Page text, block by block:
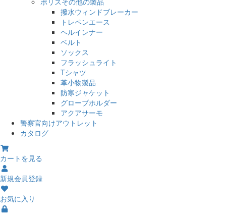
撥水ウィンドブレーカー
トレペンエース
ヘルインナー
ベルト
ソックス
フラッシュライト
Tシャツ
革小物製品
防寒ジャケット
グローブホルダー
アクアサーモ
警察官向けアウトレット
カタログ
カートを見る
新規会員登録
お気に入り